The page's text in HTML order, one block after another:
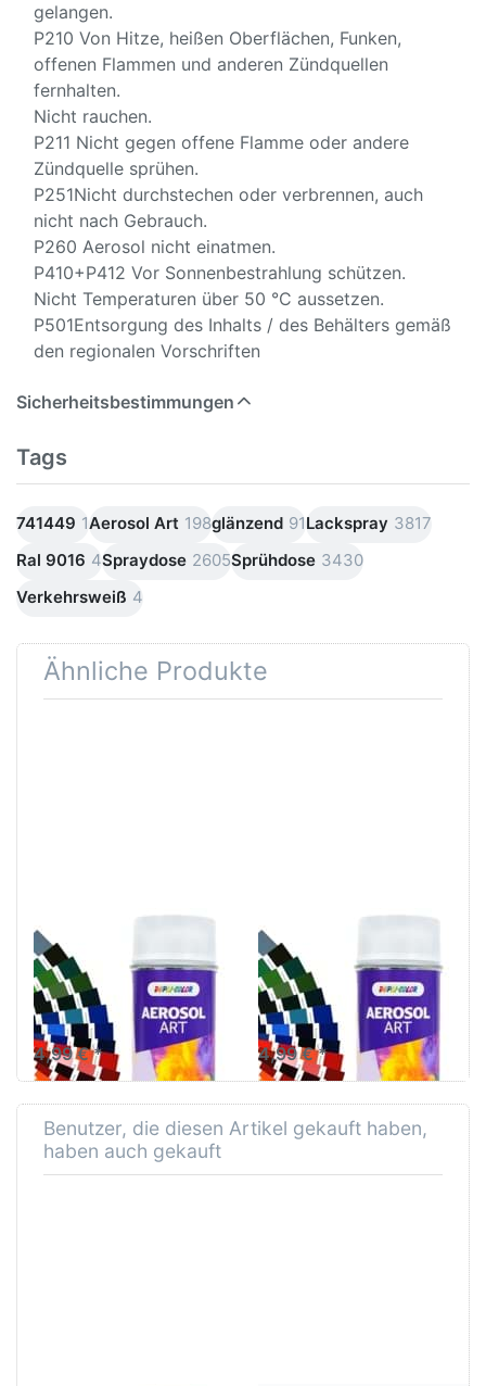
gelangen.
P210 Von Hitze, heißen Oberflächen, Funken,
offenen Flammen und anderen Zündquellen
fernhalten.
Nicht rauchen.
P211 Nicht gegen offene Flamme oder andere
Zündquelle sprühen.
P251Nicht durchstechen oder verbrennen, auch
nicht nach Gebrauch.
P260 Aerosol nicht einatmen.
P410+P412 Vor Sonnenbestrahlung schützen.
Nicht Temperaturen über 50 °C aussetzen.
P501Entsorgung des Inhalts / des Behälters gemäß
den regionalen Vorschriften
Sicherheitsbestimmungen
Tags
741449 1Aerosol Art 198glänzend 91Lackspray 3817
Ral 9016 4Spraydose 2605Sprühdose 3430
Verkehrsweiß 4
Ähnliche Produkte
Dupli Color Aerosol
Art Lackspray Klarlack
matt
Sprühlackieren nach den
Standards der RAL-Skala für
perfekte Lackierungen
4,99 € *
Dupli Color Aerosol
Art Grundierung Grau
Lackspray 400ml
4,99 € *
Benutzer, die diesen Artikel gekauft haben,
haben auch gekauft